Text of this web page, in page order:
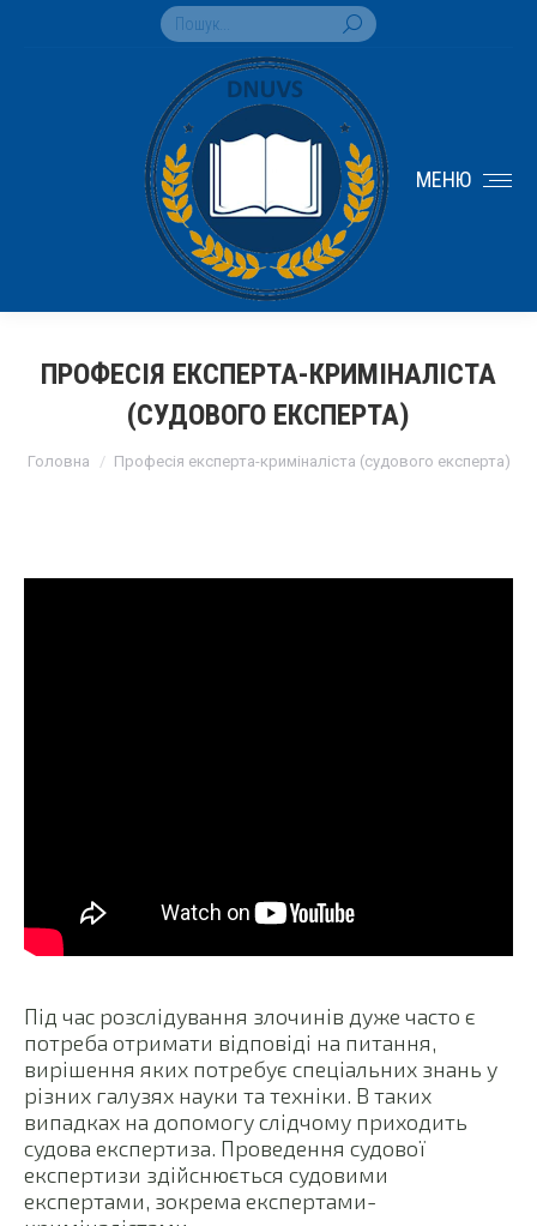
Search:
МЕНЮ
ПРОФЕСІЯ ЕКСПЕРТА-КРИМІНАЛІСТА
(СУДОВОГО ЕКСПЕРТА)
You are here:
Головна Професія експерта-криміналіста (судового експерта)
Під час розслідування злочинів дуже часто є
потреба отримати відповіді на питання,
вирішення яких потребує спеціальних знань у
різних галузях науки та техніки. В таких
випадках на допомогу слідчому приходить
судова експертиза. Проведення судової
експертизи здійснюється судовими
експертами, зокрема експертами-